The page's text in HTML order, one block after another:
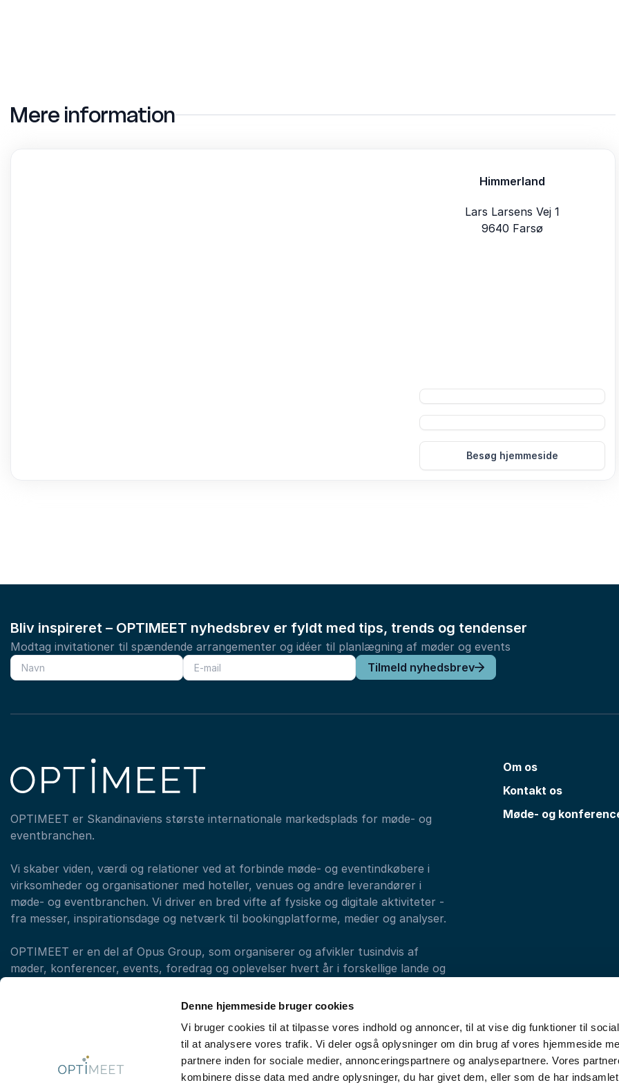
Denne hjemmeside bruger cookies
Vi bruger cookies til at tilpasse vores indhold og annoncer, til at vise dig funktioner til
til at analysere vores trafik. Vi deler også oplysninger om din brug af vores hjemmeside
partnere inden for sociale medier, annonceringspartnere og analysepartnere. Vores
kombinere disse data med andre oplysninger, du har givet dem, eller som de har
Mere information
Himmerland
Lars Larsens Vej 1
9640 Farsø
Besøg hjemmeside
Bliv inspireret – OPTIMEET nyhedsbrev er fyldt med tips, trends og tendenser
Modtag invitationer til spændende arrangementer og idéer til planlægning af møder og events
Tilmeld nyhedsbrev
OPTIMEET er Skandinaviens største internationale markedsplads for møde- og
eventbranchen.
Vi skaber viden, værdi og relationer ved at forbinde møde- og eventindkøbere i
virksomheder og organisationer med hoteller, venues og andre leverandører i
møde- og eventbranchen. Vi driver en bred vifte af fysiske og digitale aktiviteter -
fra messer, inspirationsdage og netværk til bookingplatforme, medier og analyser.
OPTIMEET er en del af Opus Group, som organiserer og afvikler tusindvis af
møder, konferencer, events, foredrag og oplevelser hvert år i forskellige lande og
Kontakt booking: +45 33 97 43 43
Om os
Kontakt os
Møde- og